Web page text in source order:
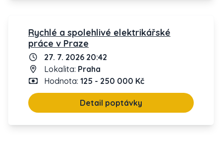
Rychlé a spolehlivé elektrikářské
práce v Praze
27. 7. 2026 20:42
Lokalita: Praha
Hodnota: 125 - 250 000 Kč
Detail poptávky